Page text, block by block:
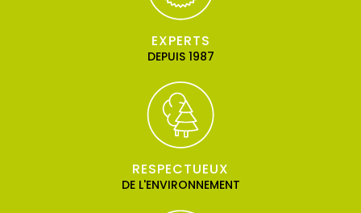
EXPERTS
DEPUIS 1987
RESPECTUEUX
DE L'ENVIRONNEMENT